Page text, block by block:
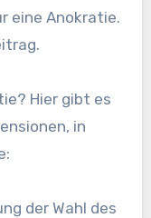
eine Anokratie.
Hier gibt es
in
der Wahl des